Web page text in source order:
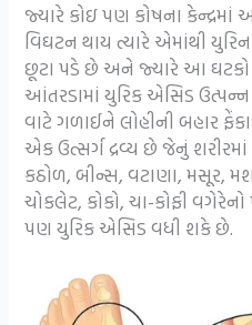
જ્યારે કોઇ પણ કોષના
વિઘટન થાય ત્યારે એમાંથી
છૂટા પડે છે અને જ્યારે આ ઘટકો
આંતરડામાં યુરિક એસિડ ઉત્પન્ન
વાટે ગળાઈને લોહીની બહાર
એક ઉત્સર્ગ દ્રવ્ય છે જેનું શરીરમાં
કઠોળ, બીન્સ, વટાણા, મસૂર,
ચોકલેટ, કોકો, ચા-કોફી
પણ યુરિક એસિડ વધી શકે છે.